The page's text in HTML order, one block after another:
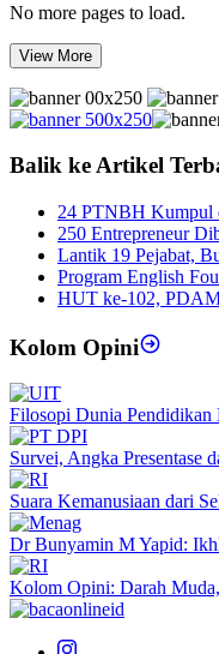
No more pages to load.
View More
Balik ke Artikel
24 PTNBH Kumpul
250 Entrepreneur
Lantik 19 Pejabat,
Program English
HUT ke-102, PDAM
Kolom Opini
Filosopi Dunia Pendidikan
Survei, Angka Presentase
Suara Kemanusiaan dari
Dr Bunyamin M Yapid:
Kolom Opini: Darah